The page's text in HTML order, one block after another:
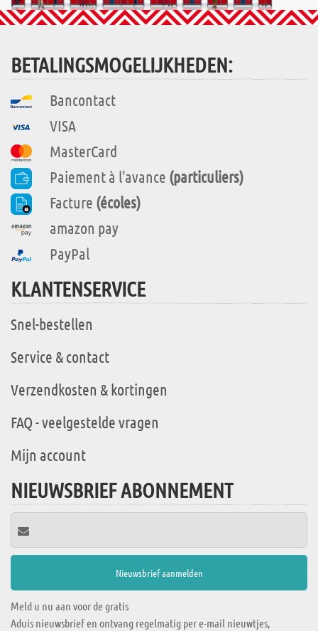
BETALINGSMOGELIJKHEDEN:
Bancontact
VISA
MasterCard
Paiement à l'avance (particuliers)
Facture (écoles)
amazon pay
PayPal
KLANTENSERVICE
Snel-bestellen
Service & contact
Verzendkosten & kortingen
FAQ - veelgestelde vragen
Mijn account
NIEUWSBRIEF ABONNEMENT
Meld u nu aan voor de gratis
Aduis nieuwsbrief en ontvang regelmatig per e-mail nieuwtjes,